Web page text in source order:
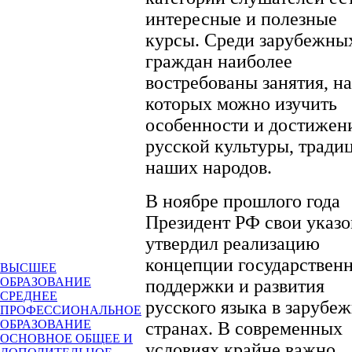
ВЫСШЕЕ
ОБРАЗОВАНИЕ
СРЕДНЕЕ
ПРОФЕССИОНАЛЬНОЕ
ОБРАЗОВАНИЕ
ОСНОВНОЕ ОБЩЕЕ И
интересные и полезные
курсы. Среди
граждан наиболее
востребованы занятия, на
которых можно изучить
особенности и
русской культуры,
наших народов.
В ноябре прошлого года
Президент РФ свои
утвердил реализацию
концепции
поддержки и развития
русского языка в
странах. В современных